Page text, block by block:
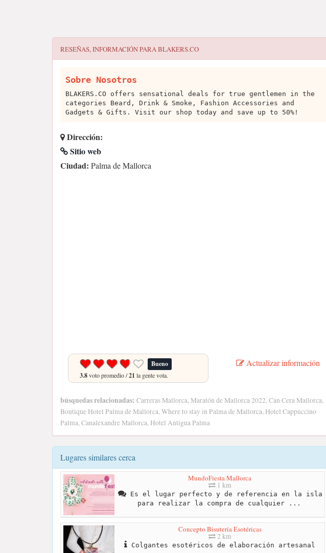
RESEÑAS, INFORMACIÓN PARABLAKERS.CO
Sobre Nosotros
BLAKERS.CO offers sensational deals for true gentlemen in the
categories Beard, Drink & Smoke, Fashion Accessories and
Gadgets & Gifts. Visit our shop today and save up to 50%!
Dirección:
Sitio web
Ciudad: Palma de Mallorca
Bueno
3.8voto promedio /21 la gente vota.
Actualizar información
búsquedas relacionadas: Carreras Mallorca, Maratón de Mallorca 2022, Can Cera Mallorca,
Boutique Hotel Palma de Mallorca, Where to stay in Palma de Mallorca, Hotel Cappuccino
Palma, Canalexandre Mallorca, Hotel Antigua Palma
Lugares similares cerca
MundoFiesta Mallorca
1 km
Es el lugar perfecto y de referencia en la isla
para realizar la compra de cualquier ...
Concepto Bisutería Esotéricas
2 km
Colgantes esotéricos de elaboración artesanal